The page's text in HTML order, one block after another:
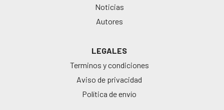
Noticias
Autores
LEGALES
Terminos y condiciones
Aviso de privacidad
Política de envío